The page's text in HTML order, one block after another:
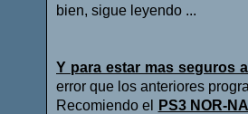
bien, sigue leyendo ...
Y para estar mas seguros
error que los anteriores
Recomiendo el
PS3 NOR-